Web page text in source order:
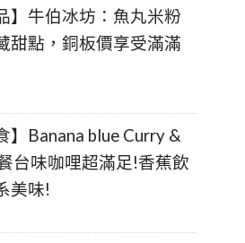
】牛伯冰坊：魚丸米粉
甜點，銅板價享受滿滿
】Banana blue Curry &
台味咖哩超滿足!香蕉飲
美味!